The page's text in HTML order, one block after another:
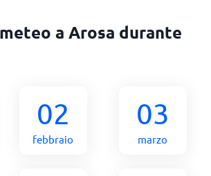
a Arosa durante
02
febbraio
03
marzo